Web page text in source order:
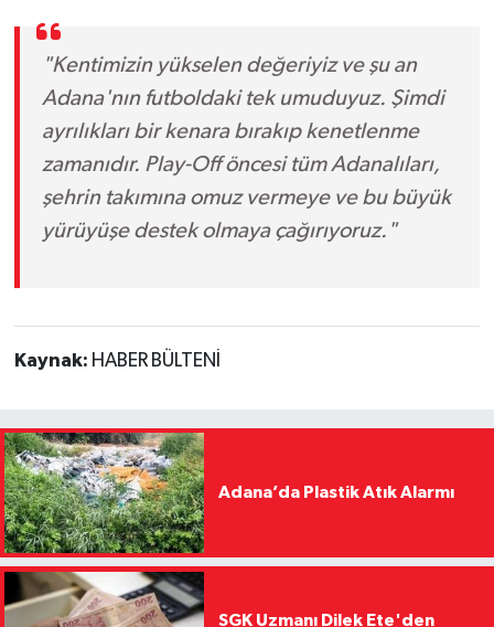
"Kentimizin yükselen değeriyiz ve şu an
Adana'nın futboldaki tek umuduyuz. Şimdi
ayrılıkları bir kenara bırakıp kenetlenme
zamanıdır. Play-Off öncesi tüm Adanalıları,
şehrin takımına omuz vermeye ve bu büyük
yürüyüşe destek olmaya çağırıyoruz."
Kaynak: HABER BÜLTENİ
Adana’da Plastik Atık Alarmı
SGK Uzmanı Dilek Ete'den